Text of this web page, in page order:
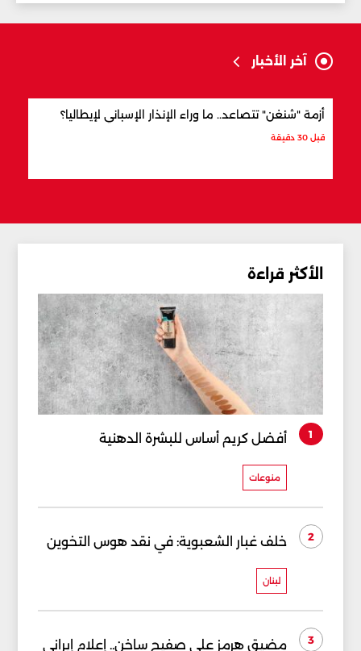
آخر الأخبار
أزمة "شنغن" تتصاعد.. ما وراء الإنذار الإسباني لإيطاليا؟
قبل 30 دقيقة
الأكثر قراءة
1 أفضل كريم أساس للبشرة الدهنية
منوعات
2 خلف غبار الشعبوية: في نقد هوس التخوين
لبنان
3
مضيق هرمز على صفيح ساخن.. إعلام إيراني